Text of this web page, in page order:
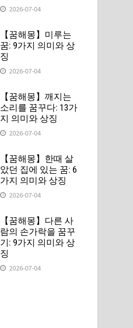
2026-07-04
【꿈해몽】미루는
꿈: 9가지 의미와 상
징
2026-07-04
【꿈해몽】깨지는
소리를 꿈꾸다: 13가
지 의미와 상징
2026-07-04
【꿈해몽】한때 살
았던 집에 있는 꿈: 6
가지 의미와 상징
2026-07-04
【꿈해몽】다른 사
람의 손가락을 꿈꾸
기: 9가지 의미와 상
징
2026-07-04